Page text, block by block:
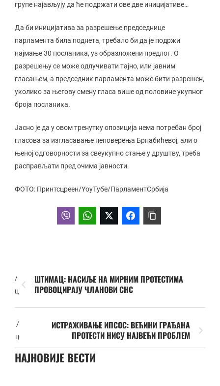
групе најављују да ће подржати ове две иницијативе…
Да би иницијатива за разрешење председнице
парламента била поднета, требало би да је подржи
најмање 30 посланика, уз образложени предлог. О
разрешењу се може одлучивати тајно, или јавним
гласањем, а председник парламента може бити разрешен,
уколико за његову смену гласа више од половине укупног
броја посланика.
Јасно је да у овом тренутку опозиција нема потребан број
гласова за изгласавање неповерења Брнабићевој, али о
њеној одговорности за свеукупно стање у друштву, треба
расправљати пред очима јавности.
ФОТО: Принтсцреен/YоуТубе/ПарламентСрбија
/
ц
ШТИМАЦ: НАСИЉЕ НА МИРНИМ ПРОТЕСТИМА
ПРОВОЦИРАЈУ ЧЛАНОВИ СНС
/
ц
ИСТРАЖИВАЊЕ ИПСОС: ВЕЋИНИ ГРАЂАНА
ПРОТЕСТИ НИСУ НАЈВЕЋИ ПРОБЛЕМ
НАЈНОВИЈЕ ВЕСТИ